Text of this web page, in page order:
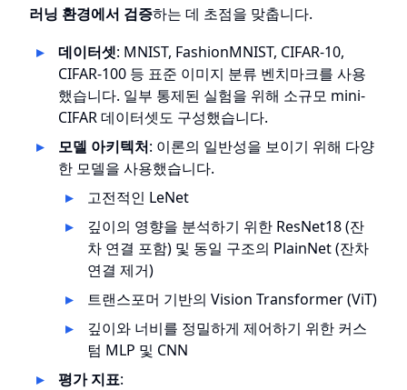
러닝 환경에서 검증하는 데 초점을 맞춥니다.
데이터셋: MNIST, FashionMNIST, CIFAR-10,
CIFAR-100 등 표준 이미지 분류 벤치마크를 사용
했습니다. 일부 통제된 실험을 위해 소규모 mini-
CIFAR 데이터셋도 구성했습니다.
모델 아키텍처: 이론의 일반성을 보이기 위해 다양
한 모델을 사용했습니다.
고전적인 LeNet
깊이의 영향을 분석하기 위한 ResNet18 (잔
차 연결 포함) 및 동일 구조의 PlainNet (잔차
연결 제거)
트랜스포머 기반의 Vision Transformer (ViT)
깊이와 너비를 정밀하게 제어하기 위한 커스
텀 MLP 및 CNN
평가 지표: